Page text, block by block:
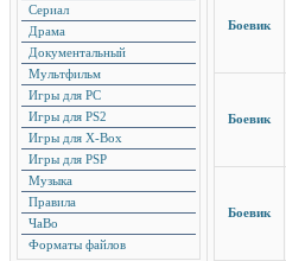
Сериал
Драма
Документальный
Мультфильм
Игры для PC
Игры для PS2
Игры для X-Box
Игры для PSP
Музыка
Правила
ЧаВо
Форматы файлов
Боевик
Боевик
Боевик